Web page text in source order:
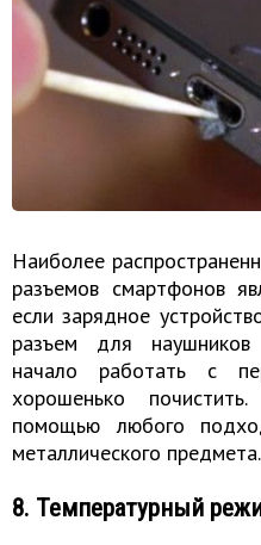
Наиболее
разъемов смартфонов
если зарядное
разъем для
начало работать с
хорошенько
помощью любого
металлического предмета.
8. Температурный